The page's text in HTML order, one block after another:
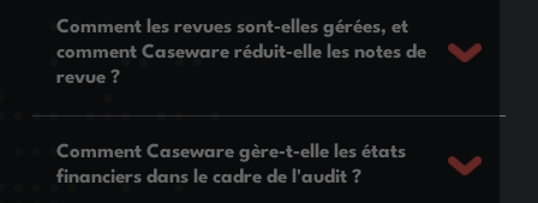
Comment les revues sont‑elles gérées, et
comment Caseware réduit‑elle les notes de
revue ?
Comment Caseware gère‑t‑elle les états
financiers dans le cadre de l'audit ?